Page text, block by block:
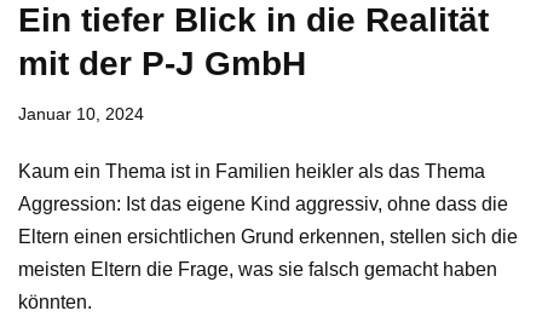
Ein tiefer Blick in die Realität
mit der P-J GmbH
Januar 10, 2024
Kaum ein Thema ist in Familien heikler als das Thema
Aggression: Ist das eigene Kind aggressiv, ohne dass die
Eltern einen ersichtlichen Grund erkennen, stellen sich die
meisten Eltern die Frage, was sie falsch gemacht haben
könnten.